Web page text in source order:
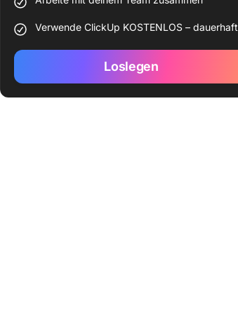
Verwende ClickUp KOSTENLOS – dauerhaft
Loslegen